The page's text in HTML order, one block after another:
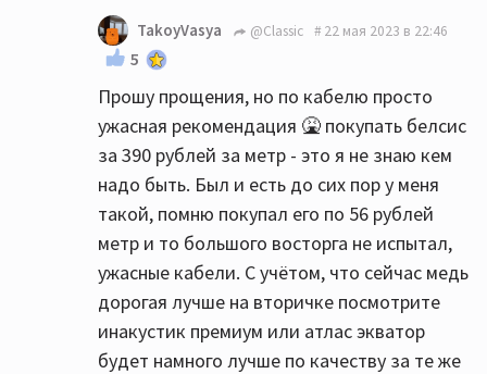
И да- не спешите бежать в магазин-
возможно сейчас более опытные
товарищи подскажут ещё что-нибудь
интересное. Послушайте разные мнения. А
потом очень желательно послушайте
акустику перед покупкой (и желательно со
своим или аналогичным аппаратом).
Разные АС имеют разный почерк, вдруг
именно Heco Вам не зайдёт. Я перед
приобретением своих колонок слушал
разных претендентов, пока не сделал
выбор. Не торопитесь.
TakoyVasya @Classic 22 мая 2023 в 22:46
5
Прошу прощения, но по кабелю просто
ужасная рекомендация 🤮 покупать белсис
за 390 рублей за метр - это я не знаю кем
надо быть. Был и есть до сих пор у меня
такой, помню покупал его по 56 рублей
метр и то большого восторга не испытал,
ужасные кабели. С учётом, что сейчас медь
дорогая лучше на вторичке посмотрите
инакустик премиум или атлас экватор
будет намного лучше по качеству за те же